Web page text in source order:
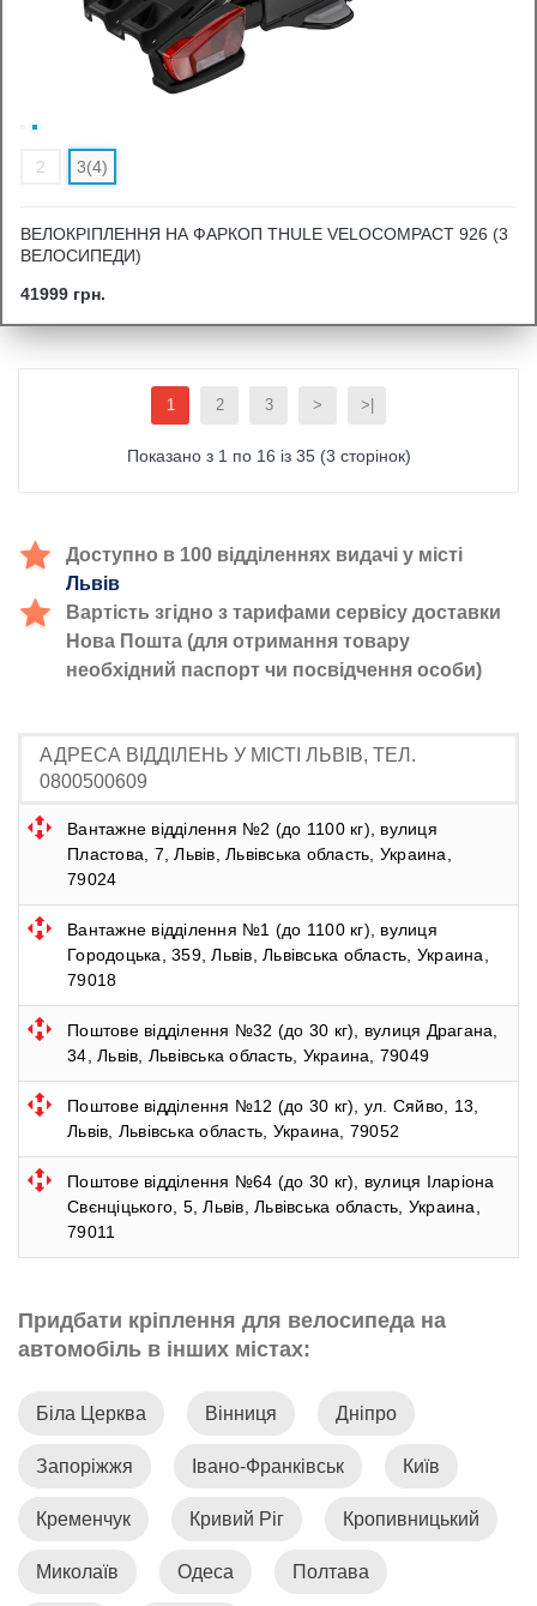
2 3(4)
ВЕЛОКРІПЛЕННЯ НА ФАРКОП THULE VELOCOMPACT 926 (3
ВЕЛОСИПЕДИ)
41999 грн.
1 2 3 > >|
Показано з 1 по 16 із 35 (3 сторінок)
Доступно в 100 відділеннях видачі у місті
Львів
Вартість згідно з тарифами сервісу доставки
Нова Пошта (для отримання товару
необхідний паспорт чи посвідчення особи)
АДРЕСА ВІДДІЛЕНЬ У МІСТІ ЛЬВІВ, ТЕЛ.
0800500609
Вантажне відділення №2 (до 1100 кг), вулиця
Пластова, 7, Львів, Львівська область, Украина,
79024
Вантажне відділення №1 (до 1100 кг), вулиця
Городоцька, 359, Львів, Львівська область, Украина,
79018
Поштове відділення №32 (до 30 кг), вулиця Драгана,
34, Львів, Львівська область, Украина, 79049
Поштове відділення №12 (до 30 кг), ул. Сяйво, 13,
Львів, Львівська область, Украина, 79052
Поштове відділення №64 (до 30 кг), вулиця Іларіона
Свєнціцького, 5, Львів, Львівська область, Украина,
79011
Придбати кріплення для велосипеда на
автомобіль в інших містах:
Біла Церква Вінниця Дніпро
Запоріжжя Івано-Франківськ Київ
Кременчук Кривий Ріг Кропивницький
Миколаїв Одеса Полтава